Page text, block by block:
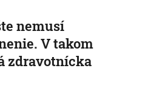
nemusí
V takom
zdravotnícka